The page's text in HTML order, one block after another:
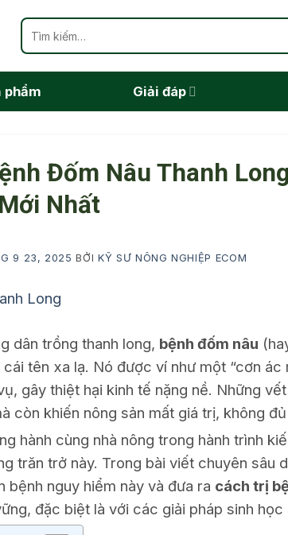
Tìm
kiếm:
phẩm Giải đáp
Đốm Nâu Thanh
Nhất
9 23, 2025 BỞIKỸ SƯ NÔNG NGHIỆP ECOM
dân trồng thanh long, bệnh đốm nâu
tên xa lạ. Nó được ví như một “cơn
gây thiệt hại kinh tế nặng nề. Những
còn khiến nông sản mất giá trị, không
hành cùng nhà nông trong hành trình
trăn trở này. Trong bài viết chuyên sâu
bệnh nguy hiểm này và đưa ra cách trị
đặc biệt là với các giải pháp sinh học